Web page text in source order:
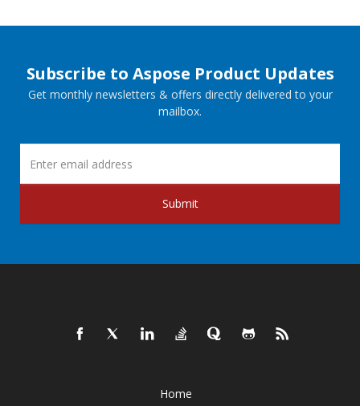
Subscribe to Aspose Product Updates
Get monthly newsletters & offers directly delivered to your
mailbox.
Submit
Home